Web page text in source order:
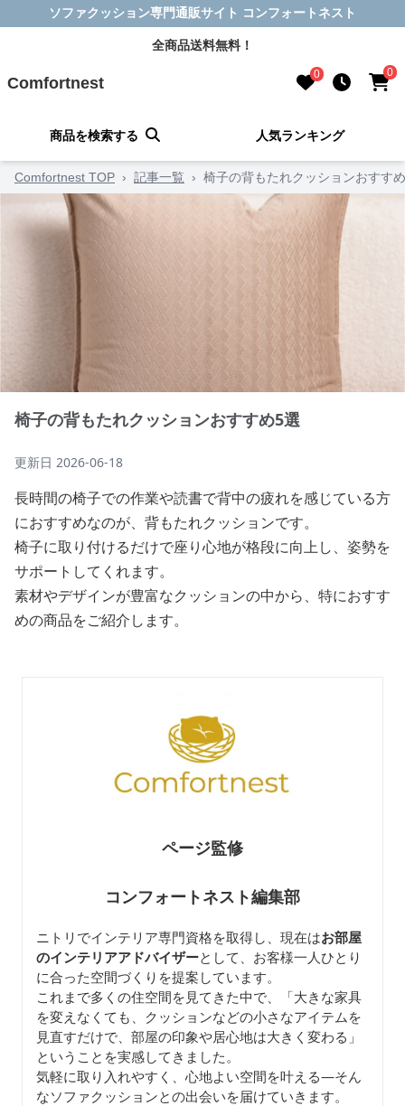
ソファクッション専門通販サイト コンフォートネスト
全商品送料無料！
Comfortnest 0 0
商品を検索する 人気ランキング
Comfortnest TOP › 記事一覧 › 椅子の背もたれクッションおすす
椅子の背もたれクッションおすすめ5選
更新日 2026-06-18
長時間の椅子での作業や読書で背中の疲れを感じている方
におすすめなのが、背もたれクッションです。
椅子に取り付けるだけで座り心地が格段に向上し、姿勢を
サポートしてくれます。
素材やデザインが豊富なクッションの中から、特におすす
めの商品をご紹介します。
ページ監修
コンフォートネスト編集部
ニトリでインテリア専門資格を取得し、現在はお部屋
のインテリアアドバイザーとして、お客様一人ひとり
に合った空間づくりを提案しています。
これまで多くの住空間を見てきた中で、「大きな家具
を変えなくても、クッションなどの小さなアイテムを
見直すだけで、部屋の印象や居心地は大きく変わる」
ということを実感してきました。
気軽に取り入れやすく、心地よい空間を叶える—そん
なソファクッションとの出会いを届けていきます。